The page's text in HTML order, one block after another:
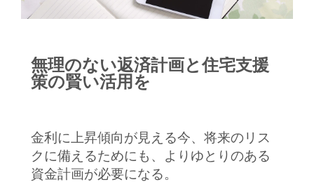
無理のない返済計画と住宅支援
策の賢い活用を
金利に上昇傾向が見える今、将来のリス
クに備えるためにも、よりゆとりのある
資金計画が必要になる。